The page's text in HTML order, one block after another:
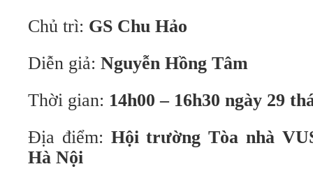
Chủ trì: GS Chu Hảo
Diễn giả: Nguyễn Hồng Tâm
Thời gian: 14h00 – 16h30 ngày 29
Địa điểm: Hội trường Tòa nhà
Hà Nội